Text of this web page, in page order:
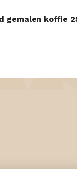
gemalen koffie